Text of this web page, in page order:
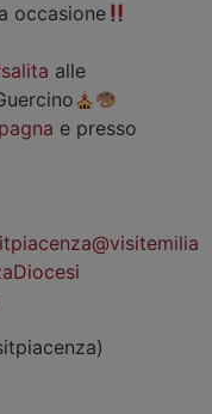
occasione
alle
e presso
@visitemilia